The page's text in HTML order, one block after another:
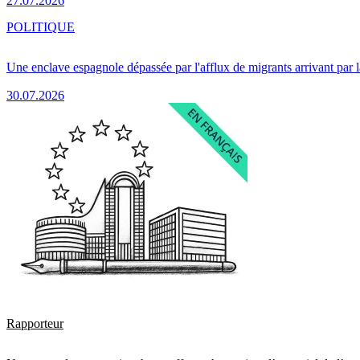
Une enclave espagnole dépassée par l'afflux de migrants arrivant par
30.07.2026
POLITIQUE
Rapporteur